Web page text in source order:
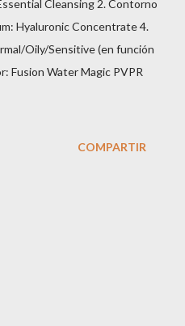
Cleansing 2. Contorno
Hyaluronic Concentrate 4.
Oily/Sensitive (en función
Fusion Water Magic PVPR
COMPARTIR